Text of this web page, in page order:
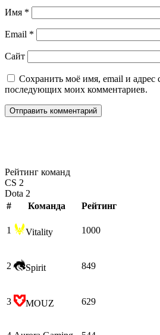
Имя *
Email *
Сайт
Сохранить моё имя, email и адрес
последующих моих комментариев.
Рейтинг команд
CS 2
Dota 2
#
Команда Рейтинг
1 Vitality 1000
2 Spirit 849
3 MOUZ 629